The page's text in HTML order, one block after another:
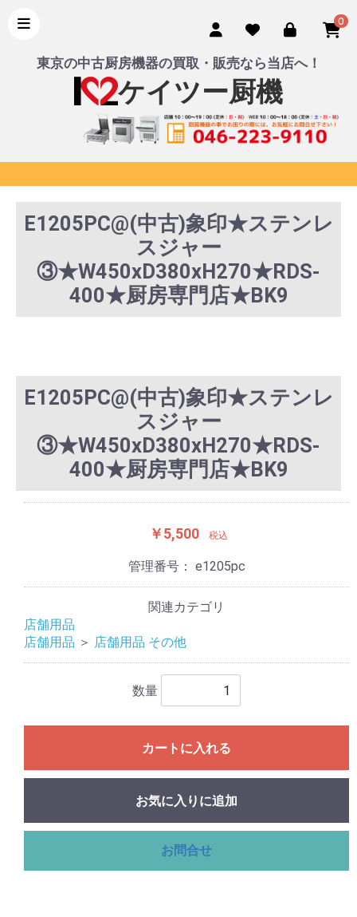
0
東京の中古厨房機器の買取・販売なら当店へ！
ケイツー厨機
E1205PC@(中古)象印★ステンレ
スジャー
③★W450xD380xH270★RDS-
400★厨房専門店★BK9
E1205PC@(中古)象印★ステンレ
スジャー
③★W450xD380xH270★RDS-
400★厨房専門店★BK9
￥5,500 税込
管理番号： e1205pc
関連カテゴリ
店舗用品
店舗用品 ＞ 店舗用品 その他
数量
カートに入れる
お気に入りに追加
お問合せ